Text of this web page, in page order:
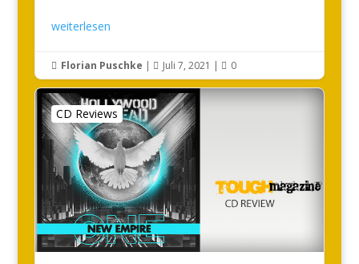
weiterlesen
 Florian Puschke |  Juli 7, 2021 |  0
CD Reviews